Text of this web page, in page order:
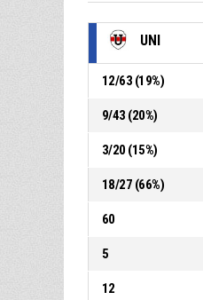
UNI
12/63 (19%)
9/43 (20%)
3/20 (15%)
18/27 (66%)
60
5
12